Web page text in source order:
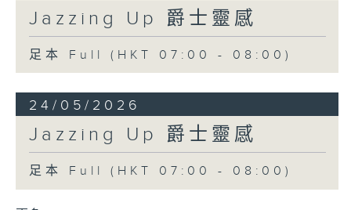
Jazzing Up 爵士靈感
足本 Full (HKT 07:00 - 08:00)
24/05/2026
Jazzing Up 爵士靈感
足本 Full (HKT 07:00 - 08:00)